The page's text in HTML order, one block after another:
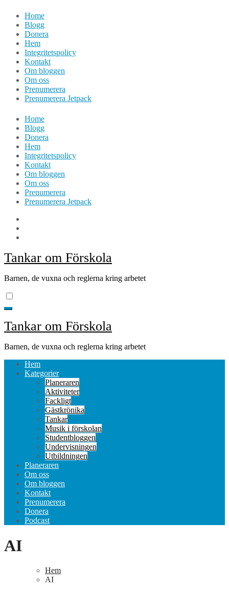
Hoppa
innehåll
Home
Blogg
Donera
Hem
Integritetspolicy
Kontakt
Om bloggen
Om oss
Prenumerera
Prenumerera Jetpack
Home
Blogg
Donera
Hem
Integritetspolicy
Kontakt
Om bloggen
Om oss
Prenumerera
Prenumerera Jetpack
Tankar om Förskola
Barnen, de vuxna och reglerna kring arbetet
Tankar om Förskola
Barnen, de vuxna och reglerna kring arbetet
Hem
Kategorier
Planeraren
Aktiviteter
Fackligt
Gästkrönika
Tankar
Musik i förskolan
Studentbloggen
Undervisningen
Utbildningen
Planeraren
Om oss
Om bloggen
Kontakt
Prenumerera
Donera
Podcast
AI
Hem
AI